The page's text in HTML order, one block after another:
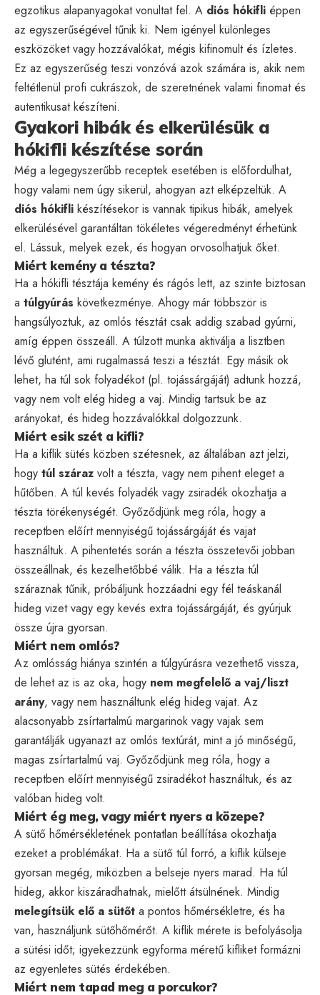
egzotikus alapanyagokat vonultat fel. A diós hókifli éppen
az egyszerűségével tűnik ki. Nem igényel különleges
eszközöket vagy hozzávalókat, mégis kifinomult és ízletes.
Ez az egyszerűség teszi vonzóvá azok számára is, akik nem
feltétlenül profi cukrászok, de szeretnének valami finomat és
autentikusat készíteni.
Gyakori hibák és elkerülésük a
hókifli készítése során
Még a legegyszerűbb receptek esetében is előfordulhat,
hogy valami nem úgy sikerül, ahogyan azt elképzeltük. A
diós hókifli készítésekor is vannak tipikus hibák, amelyek
elkerülésével garantáltan tökéletes végeredményt érhetünk
el. Lássuk, melyek ezek, és hogyan orvosolhatjuk őket.
Miért kemény a tészta?
Ha a hókifli tésztája kemény és rágós lett, az szinte biztosan
a túlgyúrás következménye. Ahogy már többször is
hangsúlyoztuk, az omlós tésztát csak addig szabad gyúrni,
amíg éppen összeáll. A túlzott munka aktiválja a lisztben
lévő glutént, ami rugalmassá teszi a tésztát. Egy másik ok
lehet, ha túl sok folyadékot (pl. tojássárgáját) adtunk hozzá,
vagy nem volt elég hideg a vaj. Mindig tartsuk be az
arányokat, és hideg hozzávalókkal dolgozzunk.
Miért esik szét a kifli?
Ha a kiflik sütés közben szétesnek, az általában azt jelzi,
hogy túl száraz volt a tészta, vagy nem pihent eleget a
hűtőben. A túl kevés folyadék vagy zsiradék okozhatja a
tészta törékenységét. Győződjünk meg róla, hogy a
receptben előírt mennyiségű tojássárgáját és vajat
használtuk. A pihentetés során a tészta összetevői jobban
összeállnak, és kezelhetőbbé válik. Ha a tészta túl
száraznak tűnik, próbáljunk hozzáadni egy fél teáskanál
hideg vizet vagy egy kevés extra tojássárgáját, és gyúrjuk
össze újra gyorsan.
Miért nem omlós?
Az omlósság hiánya szintén a túlgyúrásra vezethető vissza,
de lehet az is az oka, hogy nem megfelelő a vaj/liszt
arány, vagy nem használtunk elég hideg vajat. Az
alacsonyabb zsírtartalmú margarinok vagy vajak sem
garantálják ugyanazt az omlós textúrát, mint a jó minőségű,
magas zsírtartalmú vaj. Győződjünk meg róla, hogy a
receptben előírt mennyiségű zsiradékot használtuk, és az
valóban hideg volt.
Miért ég meg, vagy miért nyers a közepe?
A sütő hőmérsékletének pontatlan beállítása okozhatja
ezeket a problémákat. Ha a sütő túl forró, a kiflik külseje
gyorsan megég, miközben a belseje nyers marad. Ha túl
hideg, akkor kiszáradhatnak, mielőtt átsülnének. Mindig
melegítsük elő a sütőt a pontos hőmérsékletre, és ha
van, használjunk sütőhőmérőt. A kiflik mérete is befolyásolja
a sütési időt; igyekezzünk egyforma méretű kifliket formázni
az egyenletes sütés érdekében.
Miért nem tapad meg a porcukor?